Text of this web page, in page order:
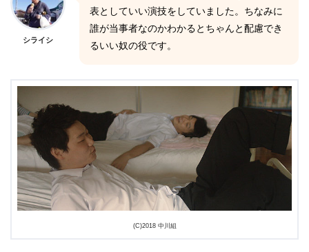
シライシ
表としていい演技をしていました。ちなみに
誰が当事者なのかわかるとちゃんと配慮でき
るいい奴の役です。
(C)2018 中川組